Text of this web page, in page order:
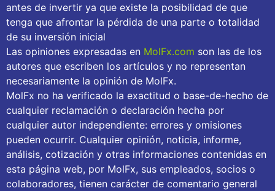
antes de invertir ya que existe la posibilidad de que
tenga que afrontar la pérdida de una parte o totalidad
de su inversión inicial
Las opiniones expresadas en MolFx.com son las de los
autores que escriben los artículos y no representan
necesariamente la opinión de MolFx.
MolFx no ha verificado la exactitud o base-de-hecho de
cualquier reclamación o declaración hecha por
cualquier autor independiente: errores y omisiones
pueden ocurrir. Cualquier opinión, noticia, informe,
análisis, cotización y otras informaciones contenidas en
esta página web, por MolFx, sus empleados, socios o
colaboradores, tienen carácter de comentario general